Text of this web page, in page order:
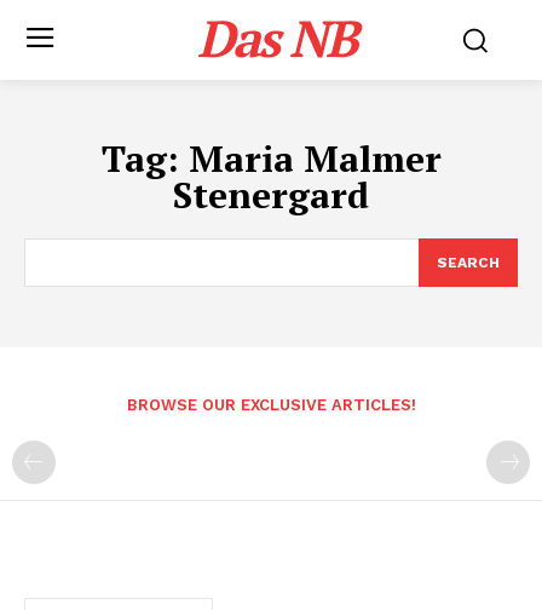
Das NB
Tag: Maria Malmer
Stenergard
SEARCH
BROWSE OUR EXCLUSIVE ARTICLES!